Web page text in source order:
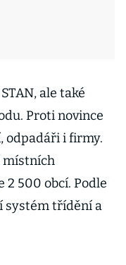
ale také
Proti novince
odpadáři i firmy.
místních
2 500 obcí. Podle
systém třídění a